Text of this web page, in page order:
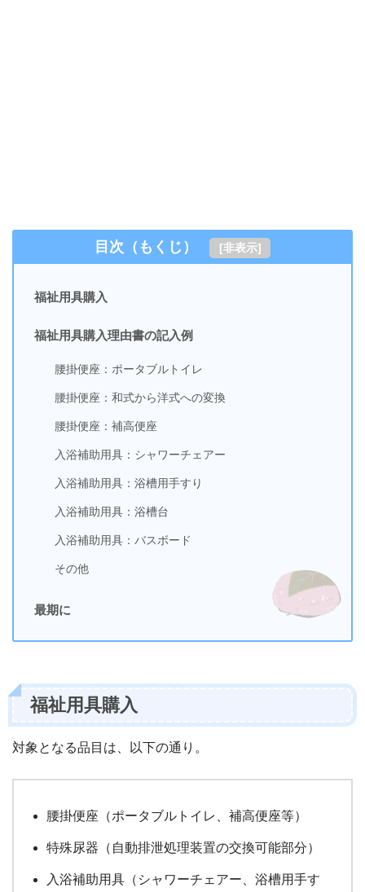
目次（もくじ） [非表示]
福祉用具購入
福祉用具購入理由書の記入例
腰掛便座：ポータブルトイレ
腰掛便座：和式から洋式への変換
腰掛便座：補高便座
入浴補助用具：シャワーチェアー
入浴補助用具：浴槽用手すり
入浴補助用具：浴槽台
入浴補助用具：バスボード
その他
最期に
福祉用具購入
対象となる品目は、以下の通り。
腰掛便座（ポータブルトイレ、補高便座等）
特殊尿器（自動排泄処理装置の交換可能部分）
入浴補助用具（シャワーチェアー、浴槽用手す